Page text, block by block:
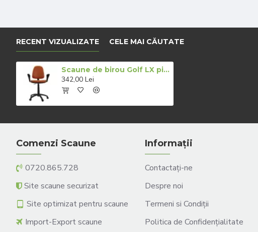
RECENT VIZUALIZATE CELE MAI CĂUTATE
Scaune de birou Golf LX piele maro
342,00 Lei
Comenzi Scaune
0720.865.728
Site scaune securizat
Site optimizat pentru scaune
Import-Export scaune
Informații
Contactați-ne
Despre noi
Termeni si Condiții
Politica de Confidențialitate